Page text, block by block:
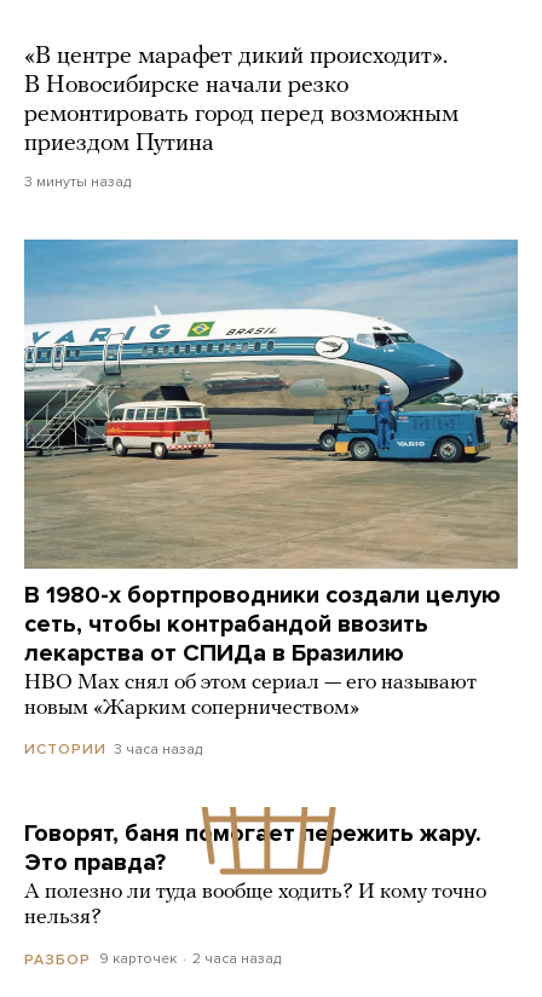
«В центре марафет дикий происходит».
В Новосибирске начали резко
ремонтировать город перед возможным
приездом Путина
3 минуты назад
В 1980-х бортпроводники создали целую
сеть, чтобы контрабандой ввозить
лекарства от СПИДа в Бразилию
HBO Max снял об этом сериал — его называют
новым «Жарким соперничеством»
ИСТОРИИ 3 часа назад
Говорят, баня помогает пережить жару.
Это правда?
А полезно ли туда вообще ходить? И кому точно
нельзя?
РАЗБОР 9 карточек 2 часа назад